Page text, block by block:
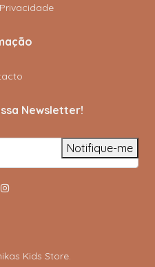
Newsletter!
Notifique-me
Kids Store.